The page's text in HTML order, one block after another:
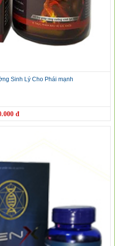
Sinh Lý Cho Phái mạnh
đ